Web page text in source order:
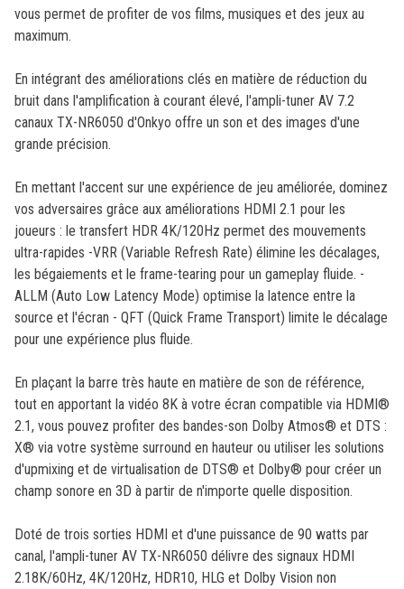
vous permet de profiter de vos films, musiques et des jeux au
maximum.
En intégrant des améliorations clés en matière de réduction du
bruit dans l'amplification à courant élevé, l'ampli-tuner AV 7.2
canaux TX-NR6050 d'Onkyo offre un son et des images d'une
grande précision.
En mettant l'accent sur une expérience de jeu améliorée, dominez
vos adversaires grâce aux améliorations HDMI 2.1 pour les
joueurs : le transfert HDR 4K/120Hz permet des mouvements
ultra-rapides -VRR (Variable Refresh Rate) élimine les décalages,
les bégaiements et le frame-tearing pour un gameplay fluide. -
ALLM (Auto Low Latency Mode) optimise la latence entre la
source et l'écran - QFT (Quick Frame Transport) limite le décalage
pour une expérience plus fluide.
En plaçant la barre très haute en matière de son de référence,
tout en apportant la vidéo 8K à votre écran compatible via HDMI®
2.1, vous pouvez profiter des bandes-son Dolby Atmos® et DTS :
X® via votre système surround en hauteur ou utiliser les solutions
d'upmixing et de virtualisation de DTS® et Dolby® pour créer un
champ sonore en 3D à partir de n'importe quelle disposition.
Doté de trois sorties HDMI et d'une puissance de 90 watts par
canal, l'ampli-tuner AV TX-NR6050 délivre des signaux HDMI
2.18K/60Hz, 4K/120Hz, HDR10, HLG et Dolby Vision non